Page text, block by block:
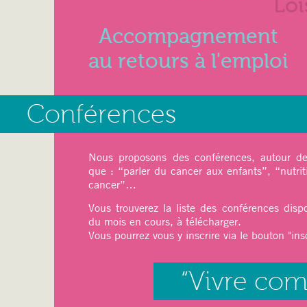
Juin 2025
Sport: pilâtes, Qi-Gong
Relaxation
: Sophrologie
Dessin, Peinture ( cet atelier est
Accompagnement
au retours à l'emploi
Conférences
Nous proposons des conférences, autour
que : “parler du cancer aux enfants”,
cancer”…
Vous trouverez la liste des conférences
du mois en cours, à télécharger.
Vous pourrez vous y inscrire via le bouton
“Vivre